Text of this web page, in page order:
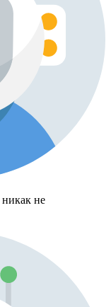
не